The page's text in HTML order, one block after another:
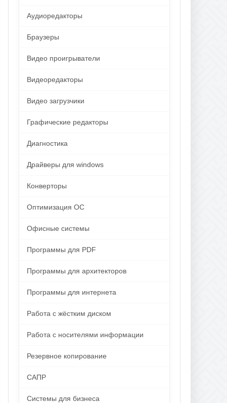
Аудиоредакторы
Браузеры
Видео проигрыватели
Видеоредакторы
Видео загрузчики
Графические редакторы
Диагностика
Драйверы для windows
Конверторы
Оптимизация ОС
Офисные системы
Программы для PDF
Программы для архитекторов
Программы для интернета
Работа с жёстким диском
Работа с носителями информации
Резервное копирование
САПР
Системы для бизнеса